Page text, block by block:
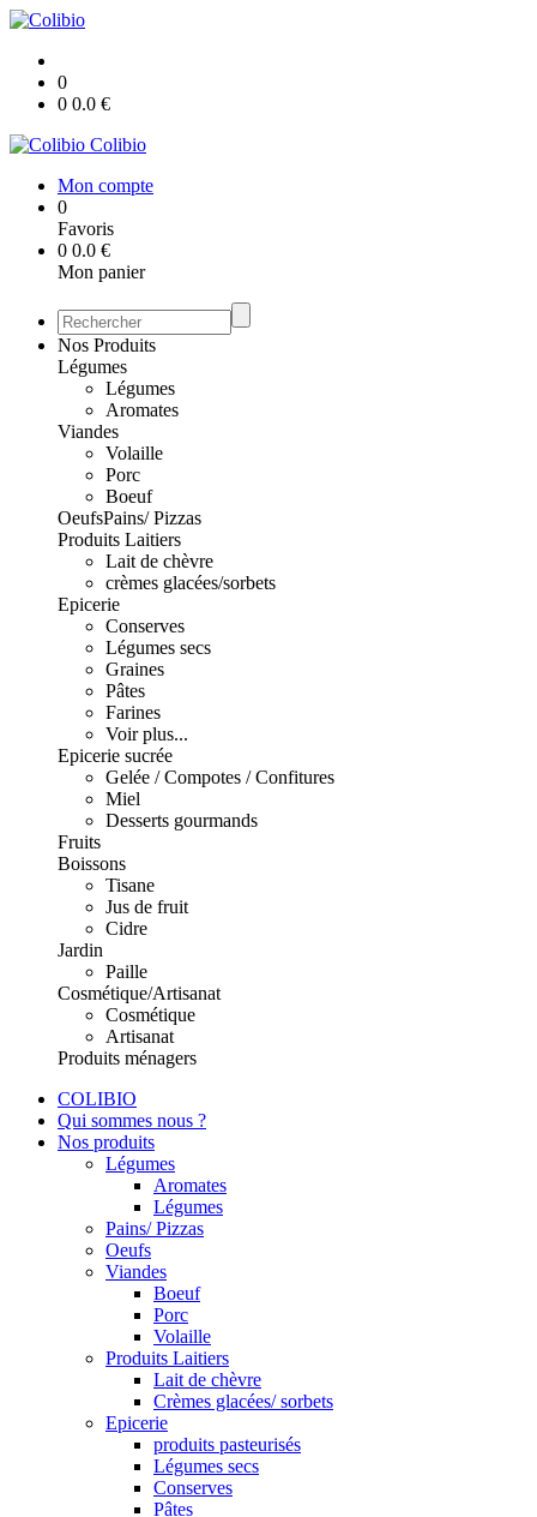
0
0 0.0 €
Colibio
Mon compte
0
Favoris
0 0.0 €
Mon panier
Nos Produits
Légumes
Légumes
Aromates
Viandes
Volaille
Porc
Boeuf
OeufsPains/ Pizzas
Produits Laitiers
Lait de chèvre
crèmes glacées/sorbets
Epicerie
Conserves
Légumes secs
Graines
Pâtes
Farines
Voir plus...
Epicerie sucrée
Gelée / Compotes / Confitures
Miel
Desserts gourmands
Fruits
Boissons
Tisane
Jus de fruit
Cidre
Jardin
Paille
Cosmétique/Artisanat
Cosmétique
Artisanat
Produits ménagers
COLIBIO
Qui sommes nous ?
Nos produits
Légumes
Aromates
Légumes
Pains/ Pizzas
Oeufs
Viandes
Boeuf
Porc
Volaille
Produits Laitiers
Lait de chèvre
Crèmes glacées/ sorbets
Epicerie
produits pasteurisés
Légumes secs
Conserves
Pâtes